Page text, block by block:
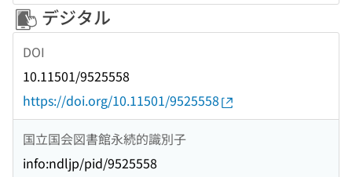
デジタル
DOI
10.11501/9525558
https://doi.org/10.11501/9525558
国立国会図書館永続的識別子
info:ndljp/pid/9525558